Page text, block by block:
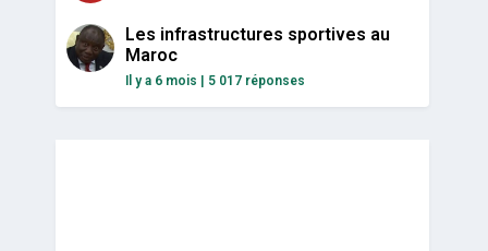
Les infrastructures sportives au
Maroc
Il y a 6 mois 5 017 réponses